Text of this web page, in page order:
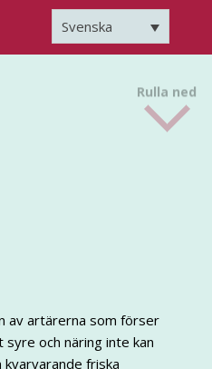
Svenska
av artärerna som förser
och näring inte kan
friska
Rulla ned